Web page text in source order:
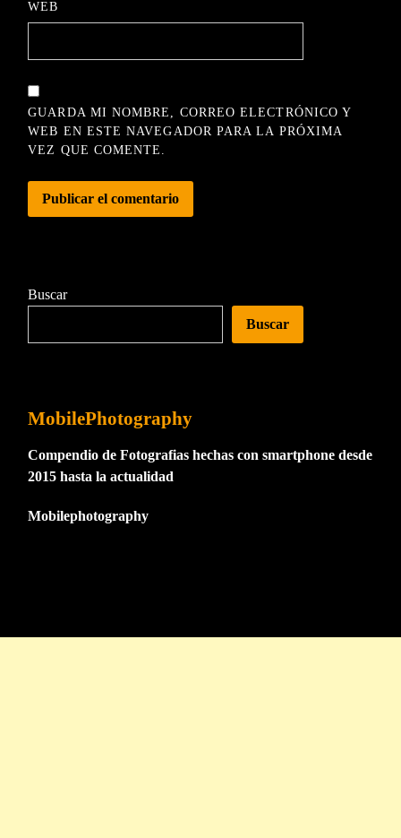
WEB
GUARDA MI NOMBRE, CORREO ELECTRÓNICO Y
WEB EN ESTE NAVEGADOR PARA LA PRÓXIMA
VEZ QUE COMENTE.
Buscar
Buscar
MobilePhotography
Compendio de Fotografias hechas con smartphone desde
2015 hasta la actualidad
Mobilephotography